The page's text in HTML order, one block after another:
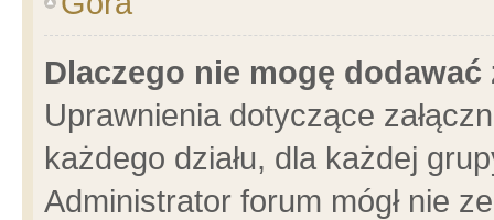
Dlaczego nie mogę dodawać
Uprawnienia dotyczące
każdego działu, dla każdej
Administrator forum mógł nie